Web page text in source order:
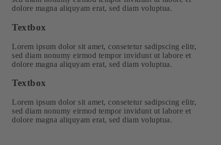
dolore magna aliquyam erat, sed diam voluptua.
Textbox
Lorem ipsum dolor sit amet, consetetur sadipscing elitr,
sed diam nonumy eirmod tempor invidunt ut labore et
dolore magna aliquyam erat, sed diam voluptua.
Textbox
Lorem ipsum dolor sit amet, consetetur sadipscing elitr,
sed diam nonumy eirmod tempor invidunt ut labore et
dolore magna aliquyam erat, sed diam voluptua.